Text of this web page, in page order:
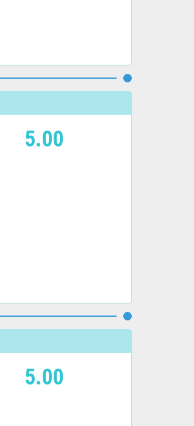
5.00
5.00